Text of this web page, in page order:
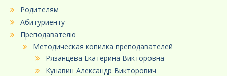
Родителям
Абитуриенту
Преподавателю
Методическая копилка преподавателей
Рязанцева Екатерина Викторовна
Кунавин Александр Викторович